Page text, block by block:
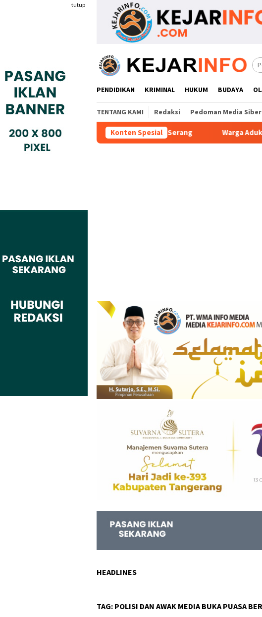
tutup
PENDIDIKAN KRIMINAL HUKUM BUDAYA
TENTANG KAMI Redaksi Pedoman Media Siber
Konten Spesial
MoU Dengan BBPVP Serang Warga Adukan Kades Buaran
HEADLINES
TAG: POLISI DAN AWAK MEDIA BUKA PUASA